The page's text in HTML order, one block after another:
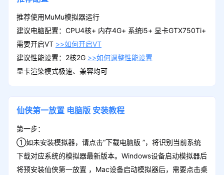
推荐使用MuMu模拟器运行
建议电脑配置：CPU4核+ 内存4G+ 系统i5+ 显卡GTX750Ti+
需要开启VT >>如何开启VT
建议性能设置：2核2G >>如何调整性能设置
显卡渲染模式极速、兼容均可
仙侠第一放置 电脑版 安装教程
第一步：
①如未安装模拟器，请点击“下载电脑版 ”，将识别当前系统
下载对应系统的模拟器最新版本。Windows设备启动模拟器后
将预安装仙侠第一放置 ，Mac设备启动模拟器后，需要点击桌